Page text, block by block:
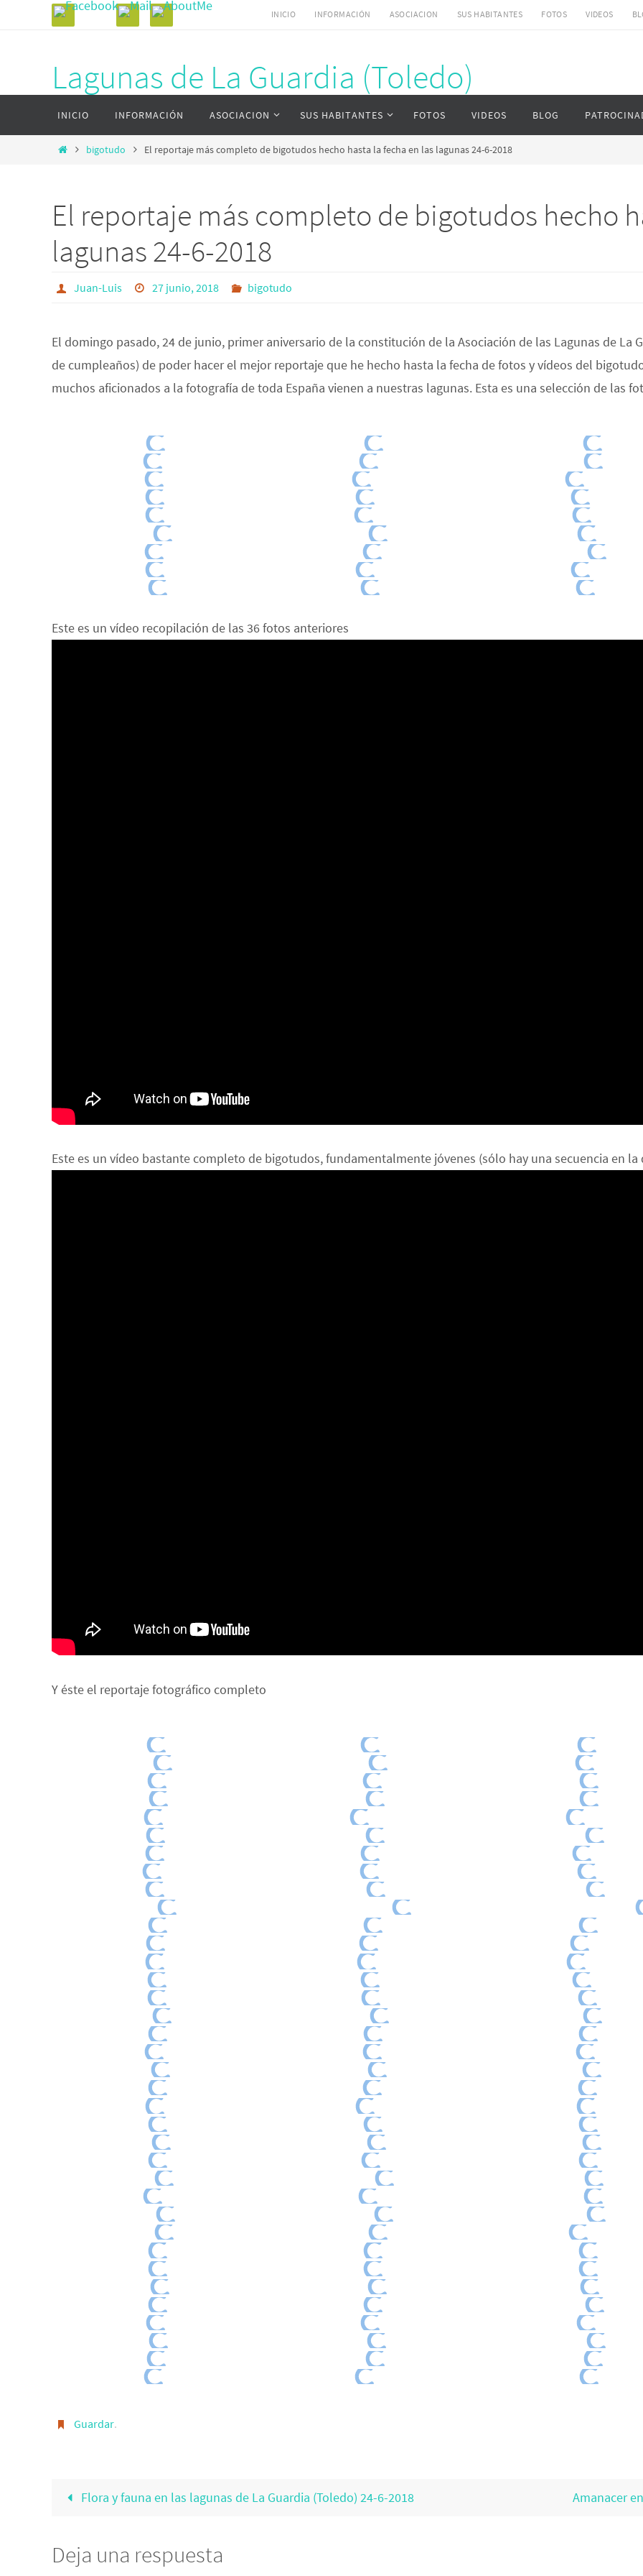
INICIO INFORMACIÓN ASOCIACION SUS HABITANTES FOTOS VIDEOS
Lagunas de La Guardia (Toledo)
Página web del complejo lagunar de La Guardia (Toledo)
contenido
INICIO INFORMACIÓN ASOCIACION SUS HABITANTES FOTOS VIDEOS BLOG
Iniciobigotudo El reportaje más completo de bigotudos hecho hasta la fecha en las lagunas 24-6-2018
El reportaje más completo de bigotudos hecho
lagunas 24-6-2018
Juan-Luis 27 junio, 2018 bigotudo
El domingo pasado, 24 de junio, primer aniversario de la constitución de la Asociación de las Lagunas de La
de cumpleaños) de poder hacer el mejor reportaje que he hecho hasta la fecha de fotos y vídeos del
muchos aficionados a la fotografía de toda España vienen a nuestras lagunas. Esta es una selección de las
Este es un vídeo recopilación de las 36 fotos anteriores
Este es un vídeo bastante completo de bigotudos, fundamentalmente jóvenes (sólo hay una secuencia en la
Y éste el reportaje fotográfico completo
Guardar.
Flora y fauna en las lagunas de La Guardia (Toledo) 24-6-2018 Amanacer
Deja una respuesta